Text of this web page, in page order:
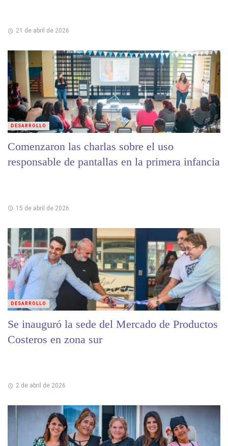
21 de abril de 2026
Comenzaron las charlas sobre el uso
responsable de pantallas en la primera infancia
15 de abril de 2026
DESARROLLO
Se inauguró la sede del Mercado de Productos
Costeros en zona sur
2 de abril de 2026
DESARROLLO